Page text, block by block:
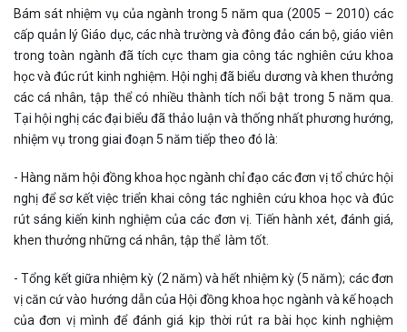
Bám sát nhiệm vụ của ngành trong 5 năm qua (2005 – 2010) các
cấp quản lý Giáo dục, các nhà trường và đông đảo cán bộ, giáo viên
trong toàn ngành đã tích cực tham gia công tác nghiên cứu khoa
học và đúc rút kinh nghiệm. Hội nghị đã biểu dương và khen thưởng
các cá nhân, tập thể có nhiều thành tích nổi bật trong 5 năm qua.
Tại hội nghị các đại biểu đã thảo luận và thống nhất phương hướng,
nhiệm vụ trong giai đoạn 5 năm tiếp theo đó là:
- Hàng năm hội đồng khoa học ngành chỉ đạo các đơn vị tổ chức hội
nghị để sơ kết việc triển khai công tác nghiên cứu khoa học và đúc
rút sáng kiến kinh nghiệm của các đơn vị. Tiến hành xét, đánh giá,
khen thưởng những cá nhân, tập thể làm tốt.
- Tổng kết giữa nhiệm kỳ (2 năm) và hết nhiệm kỳ (5 năm); các đơn
vị căn cứ vào hướng dẫn của Hội đồng khoa học ngành và kế hoạch
của đơn vị mình để đánh giá kịp thời rút ra bài học kinh nghiệm